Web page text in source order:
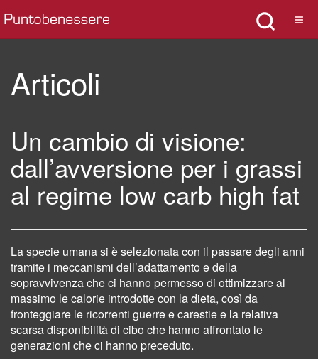
Articoli
Un cambio di visione:
dall’avversione per i grassi
al regime low carb high fat
La specie umana si è selezionata con il passare degli anni
tramite i meccanismi dell’adattamento e della
sopravvivenza che ci hanno permesso di ottimizzare al
massimo le calorie introdotte con la dieta, così da
fronteggiare le ricorrenti guerre e carestie e la relativa
scarsa disponibilità di cibo che hanno affrontato le
generazioni che ci hanno preceduto.